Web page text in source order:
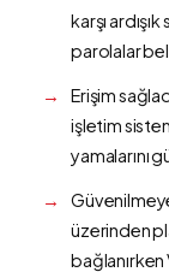
karşı
parolalar
Erişim
işletim
yamalarını
üzerinden
bağlanırken